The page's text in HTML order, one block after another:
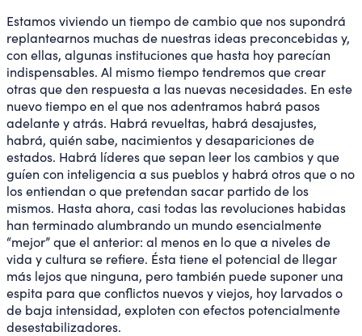
Estamos viviendo un tiempo de cambio que nos supondrá
replantearnos muchas de nuestras ideas preconcebidas y,
con ellas, algunas instituciones que hasta hoy parecían
indispensables. Al mismo tiempo tendremos que crear
otras que den respuesta a las nuevas necesidades. En este
nuevo tiempo en el que nos adentramos habrá pasos
adelante y atrás. Habrá revueltas, habrá desajustes,
habrá, quién sabe, nacimientos y desapariciones de
estados. Habrá líderes que sepan leer los cambios y que
guíen con inteligencia a sus pueblos y habrá otros que o no
los entiendan o que pretendan sacar partido de los
mismos. Hasta ahora, casi todas las revoluciones habidas
han terminado alumbrando un mundo esencialmente
“mejor” que el anterior: al menos en lo que a niveles de
vida y cultura se refiere. Ésta tiene el potencial de llegar
más lejos que ninguna, pero también puede suponer una
espita para que conflictos nuevos y viejos, hoy larvados o
de baja intensidad, exploten con efectos potencialmente
desestabilizadores.